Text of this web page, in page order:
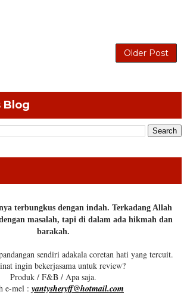
Older Post
Blog
terbungkus dengan indah. Terkadang Allah
masalah, tapi di dalam ada hikmah dan
barakah.
sendiri adakala coretan hati yang tercuit.
ingin bekerjasama untuk review?
Produk / F&B / Apa saja.
e-mel : yantysheryff@hotmail.com